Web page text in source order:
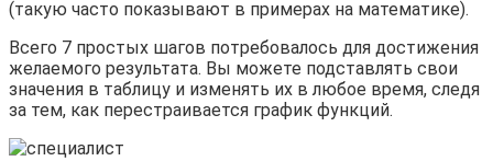
(такую часто показывают в примерах на математике).
Всего 7 простых шагов потребовалось для достижения
желаемого результата. Вы можете подставлять свои
значения в таблицу и изменять их в любое время, следя
за тем, как перестраивается график функций.